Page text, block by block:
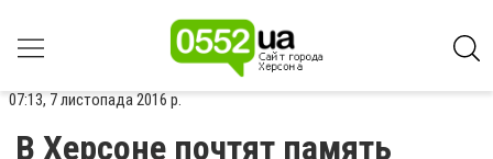
07:13, 7 листопада 2016 р.
В Херсоне почтят память